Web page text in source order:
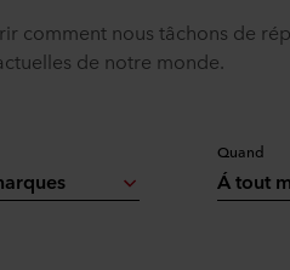
comment nous tâchons de
de notre monde.
Quand
Á tout